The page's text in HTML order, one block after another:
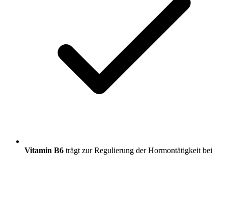
Vitamin B6 trägt zur Regulierung der Hormontätigkeit bei